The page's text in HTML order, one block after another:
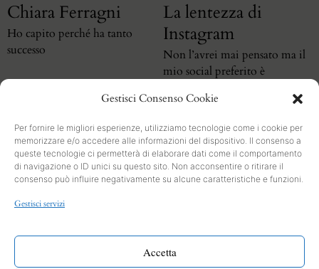
Gestisci Consenso Cookie
Per fornire le migliori esperienze, utilizziamo tecnologie come i cookie per
memorizzare e/o accedere alle informazioni del dispositivo. Il consenso a
queste tecnologie ci permetterà di elaborare dati come il comportamento
di navigazione o ID unici su questo sito. Non acconsentire o ritirare il
consenso può influire negativamente su alcune caratteristiche e funzioni.
Gestisci servizi
Accetta
Chiara Ferragni
Ho capito perché ha tanto
successo
La lentezza di
Instagram
Non l’avrei mai pensato ma il
mio social preferito è
SEARCH